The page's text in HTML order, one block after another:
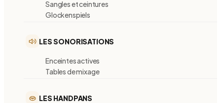
Sangles et ceintures
Glockenspiels
LES SONORISATIONS
Enceintes actives
Tables de mixage
LES HANDPANS